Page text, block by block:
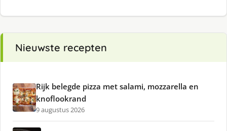
Nieuwste recepten
Rijk belegde pizza met salami, mozzarella en
knoflookrand
9 augustus 2026